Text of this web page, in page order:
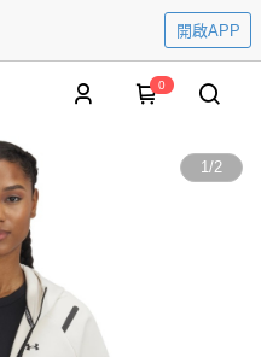
開啟APP
0
1/2